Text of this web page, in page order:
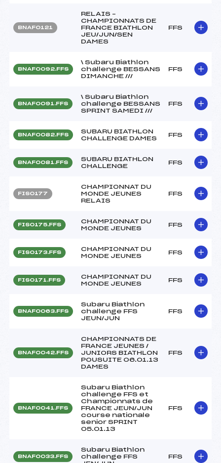
BNAF0121
RELAIS –
CHAMPIONNATS DE
FRANCE BIATHLON
JEU/JUN/SEN
DAMES
FFS
BNAF0092.FFS
\ Subaru Biathlon
challenge BESSANS
DIMANCHE ///
FFS
BNAF0091.FFS
\ Subaru Biathlon
challenge BESSANS
SPRINT SAMEDI ///
FFS
BNAF0082.FFS
SUBARU BIATHLON
CHALLENGE DAMES
FFS
BNAF0081.FFS
SUBARU BIATHLON
CHALLENGE
FFS
FIS0177
CHAMPIONNAT DU
MONDE JEUNES
RELAIS
FFS
FIS0175.FFS
CHAMPIONNAT DU
MONDE JEUNES
FFS
FIS0173.FFS
CHAMPIONNAT DU
MONDE JEUNES
FFS
FIS0171.FFS
CHAMPIONNAT DU
MONDE JEUNES
FFS
BNAF0063.FFS
Subaru Biathlon
challenge FFS
JEUN/JUN
FFS
BNAF0042.FFS
CHAMPIONNATS DE
FRANCE JEUNES /
JUNIORS BIATHLON
POUSUITE 06.01.13
DAMES
FFS
BNAF0041.FFS
Subaru Biathlon
challenge FFS et
Championnats de
FRANCE JEUN/JUN
course nationale
senior SPRINT
05.01.13
FFS
BNAF0033.FFS
Subaru Biathlon
challenge FFS
FFS